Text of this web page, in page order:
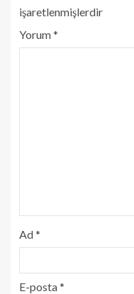
işaretlenmişlerdir
Yorum*
Ad*
E-posta*